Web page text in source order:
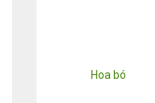
Hoa bó